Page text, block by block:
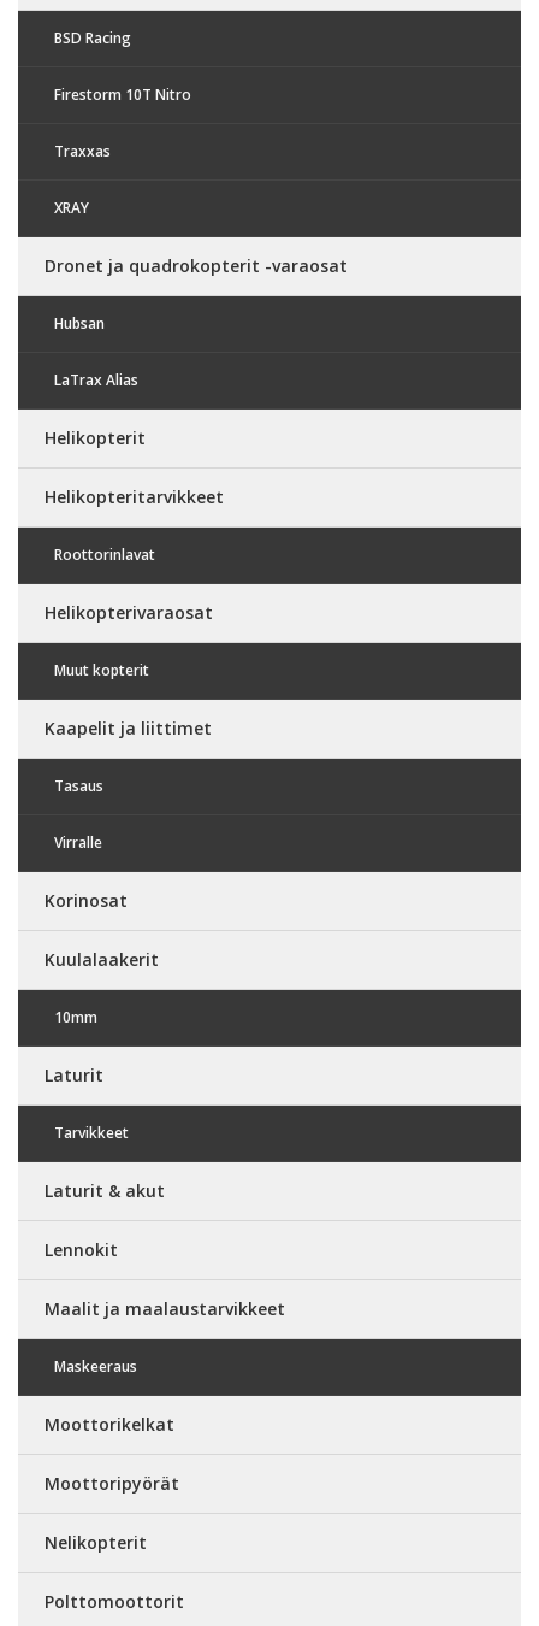
BSD Racing
Firestorm 10T Nitro
Traxxas
XRAY
Dronet ja quadrokopterit -varaosat
Hubsan
LaTrax Alias
Helikopterit
Helikopteritarvikkeet
Roottorinlavat
Helikopterivaraosat
Muut kopterit
Kaapelit ja liittimet
Tasaus
Virralle
Korinosat
Kuulalaakerit
10mm
Laturit
Tarvikkeet
Laturit & akut
Lennokit
Maalit ja maalaustarvikkeet
Maskeeraus
Moottorikelkat
Moottoripyörät
Nelikopterit
Polttomoottorit